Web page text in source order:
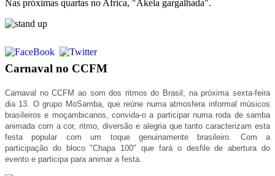
Nas próximas quartas no Africa, "Akela gargalhada".
Carnaval no CCFM
Carnaval no CCFM ao som dos ritmos do Brasil, na próxima sexta-feira
dia 13. O grupo MoSamba, que reúne numa atmosfera informal músicos
brasileiros e moçambicanos, convida-o a participar numa roda de samba
animada com a cor, ritmo, diversão e alegria que tanto caracterizam esta
festa popular com um toque genuinamente brasileiro. Com a
participação do bloco "Chapa 100" que fará o desfile de abertura do
evento e participa para animar a festa.